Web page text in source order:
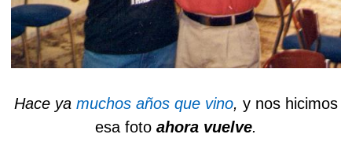
Hace ya muchos años que vino, y nos hicimos
esa foto ahora vuelve.